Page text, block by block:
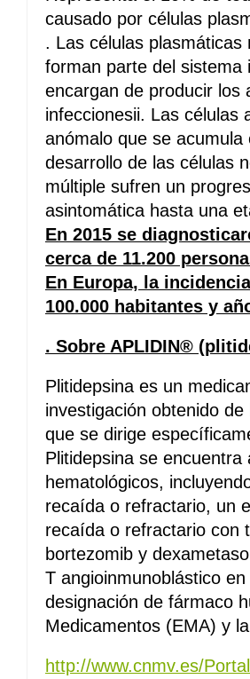
causado por células
. Las células
forman parte del sistema
encargan de producir los
infeccionesii. Las células
anómalo que se
desarrollo de las células
múltiple sufren un
asintomática hasta una
En 2015 se
cerca de 11.200
En Europa, la
100.000 habitantes y
. Sobre APLIDIN®
Plitidepsina es un
investigación obtenido
que se dirige
Plitidepsina se
hematológicos,
recaída o refractario, un
recaída o refractario con
bortezomib y
T angioinmunoblástico
designación de fármaco
Medicamentos (EMA) y
http://www.cnmv.es/